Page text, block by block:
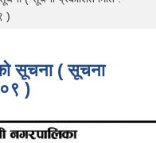
)
सूचना ( सूचना
)